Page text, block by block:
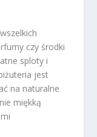
czy środki
sploty i
jest
na naturalne
miękką